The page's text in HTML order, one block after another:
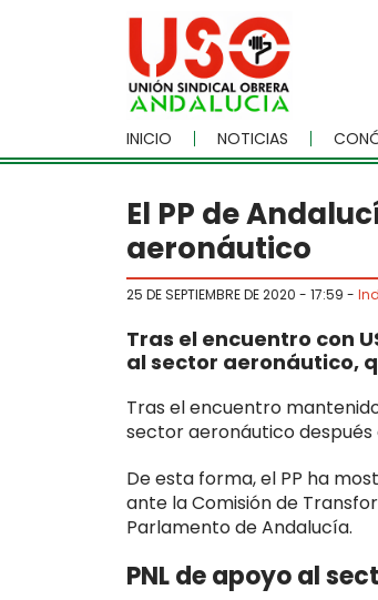
Skip to main content
INICIO NOTICIAS
El PP de
aeronáutico
25 DE SEPTIEMBRE DE 2020 - 17:59 -
Tras el encuentro con
al sector aeronáutico,
Tras el encuentro
sector aeronáutico
De esta forma, el PP ha
ante la Comisión de
Parlamento de Andalucía.
PNL de apoyo al